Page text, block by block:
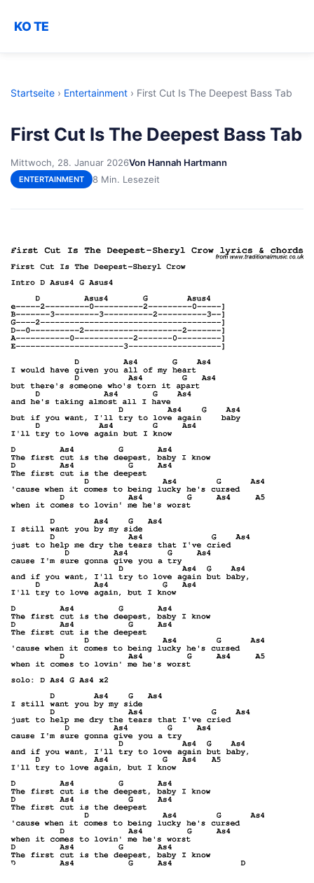
KO TE
Startseite › Entertainment › First Cut Is The Deepest Bass Tab
First Cut Is The Deepest Bass Tab
Mittwoch, 28. Januar 2026Von Hannah Hartmann
ENTERTAINMENT 8 Min. Lesezeit